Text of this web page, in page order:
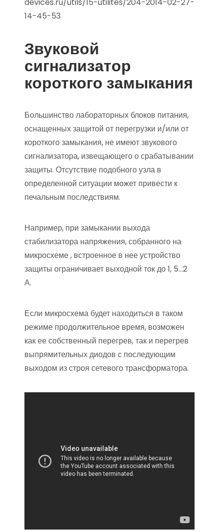
devices.ru/utils/15-utilites/204-2014-02-27-
14-45-53
Звуковой
сигнализатор
короткого замыкания
Большинство лабораторных блоков питания,
оснащенных защитой от перегрузки и/или от
короткого замыкания, не имеют звукового
сигнализатора, извещающего о срабатывании
защиты. Отсутствие подобного узла в
определенной ситуации может привести к
печальным последствиям.
Например, при замыкании выхода
стабилизатора напряжения, собранного на
микросхеме , встроенное в нее устройство
защиты ограничивает выходной ток до 1, 5…2
А.
Если микросхема будет находиться в таком
режиме продолжительное время, возможен
как ее собственный перегрев, так и перегрев
выпрямительных диодов с последующим
выходом из строя сетевого трансформатора.